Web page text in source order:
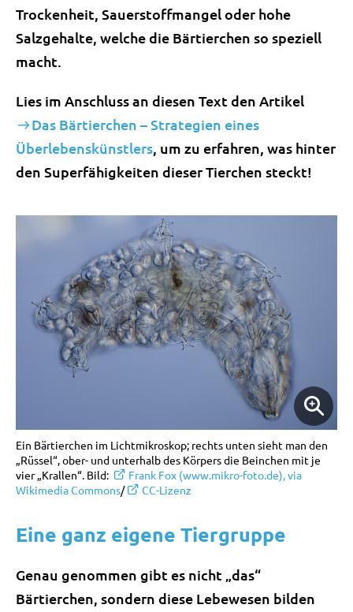
Trockenheit, Sauerstoffmangel oder hohe
Salzgehalte, welche die Bärtierchen so speziell
macht.
Lies im Anschluss an diesen Text den Artikel
Das Bärtierchen – Strategien eines
Überlebenskünstlers, um zu erfahren, was hinter
den Superfähigkeiten dieser Tierchen steckt!
Ein Bärtierchen im Lichtmikroskop; rechts unten sieht man den
„Rüssel“, ober- und unterhalb des Körpers die Beinchen mit je
vier „Krallen“. Bild:
Frank Fox (www.mikro-foto.de), via
Wikimedia Commons/ CC-Lizenz
Eine ganz eigene Tiergruppe
Genau genommen gibt es nicht „das“
Bärtierchen, sondern diese Lebewesen bilden